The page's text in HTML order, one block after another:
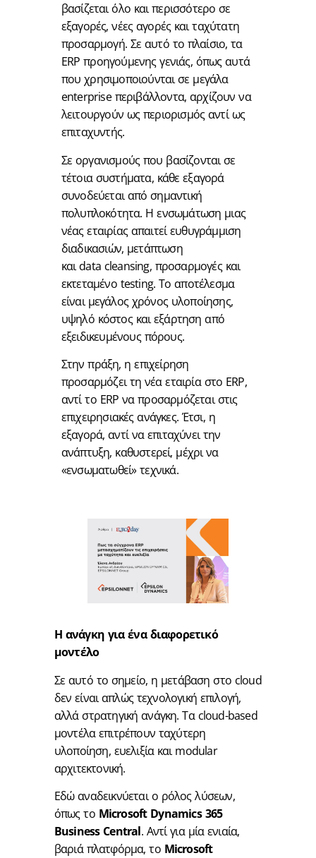
βασίζεται όλο και περισσότερο σε
εξαγορές, νέες αγορές και ταχύτατη
προσαρμογή. Σε αυτό το πλαίσιο, τα
ERP προηγούμενης γενιάς, όπως αυτά
που χρησιμοποιούνται σε μεγάλα
enterprise περιβάλλοντα, αρχίζουν να
λειτουργούν ως περιορισμός αντί ως
επιταχυντής.
Σε οργανισμούς που βασίζονται σε
τέτοια συστήματα, κάθε εξαγορά
συνοδεύεται από σημαντική
πολυπλοκότητα. Η ενσωμάτωση μιας
νέας εταιρίας απαιτεί ευθυγράμμιση
διαδικασιών, μετάπτωση
και data cleansing, προσαρμογές και
εκτεταμένο testing. Το αποτέλεσμα
είναι μεγάλος χρόνος υλοποίησης,
υψηλό κόστος και εξάρτηση από
εξειδικευμένους πόρους.
Στην πράξη, η επιχείρηση
προσαρμόζει τη νέα εταιρία στο ERP,
αντί το ERP να προσαρμόζεται στις
επιχειρησιακές ανάγκες. Έτσι, η
εξαγορά, αντί να επιταχύνει την
ανάπτυξη, καθυστερεί, μέχρι να
«ενσωματωθεί» τεχνικά.
Η ανάγκη για ένα διαφορετικό
μοντέλο
Σε αυτό το σημείο, η μετάβαση στο cloud
δεν είναι απλώς τεχνολογική επιλογή,
αλλά στρατηγική ανάγκη. Τα cloud-based
μοντέλα επιτρέπουν ταχύτερη
υλοποίηση, ευελιξία και modular
αρχιτεκτονική.
Εδώ αναδεικνύεται ο ρόλος λύσεων,
όπως το Microsoft Dynamics 365
Business Central. Αντί για μία ενιαία,
βαριά πλατφόρμα, το Microsoft